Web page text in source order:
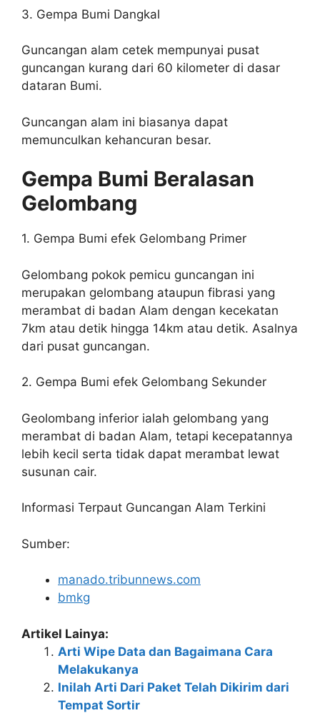
3. Gempa Bumi Dangkal
Guncangan alam cetek mempunyai pusat
guncangan kurang dari 60 kilometer di dasar
dataran Bumi.
Guncangan alam ini biasanya dapat
memunculkan kehancuran besar.
Gempa Bumi Beralasan
Gelombang
1. Gempa Bumi efek Gelombang Primer
Gelombang pokok pemicu guncangan ini
merupakan gelombang ataupun fibrasi yang
merambat di badan Alam dengan kecekatan
7km atau detik hingga 14km atau detik. Asalnya
dari pusat guncangan.
2. Gempa Bumi efek Gelombang Sekunder
Geolombang inferior ialah gelombang yang
merambat di badan Alam, tetapi kecepatannya
lebih kecil serta tidak dapat merambat lewat
susunan cair.
Informasi Terpaut Guncangan Alam Terkini
Sumber:
manado.tribunnews.com
bmkg
Artikel Lainya:
Arti Wipe Data dan Bagaimana Cara
Melakukanya
Inilah Arti Dari Paket Telah Dikirim dari
Tempat Sortir